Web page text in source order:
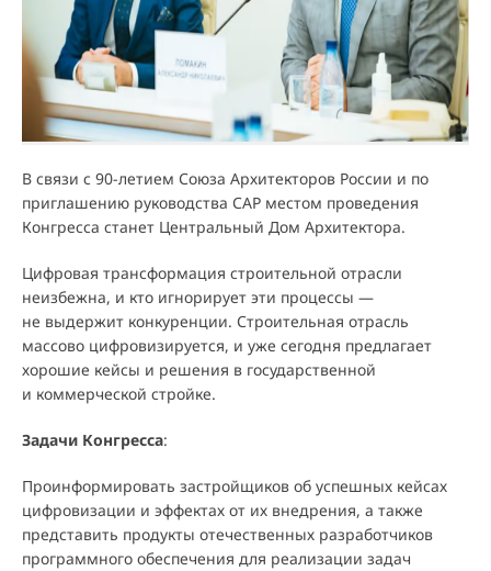
В связи с 90-летием Союза Архитекторов России и по
приглашению руководства САР местом проведения
Конгресса станет Центральный Дом Архитектора.
Цифровая трансформация строительной отрасли
неизбежна, и кто игнорирует эти процессы —
не выдержит конкуренции. Строительная отрасль
массово цифровизируется, и уже сегодня предлагает
хорошие кейсы и решения в государственной
и коммерческой стройке.
Задачи Конгресса:
Проинформировать застройщиков об успешных кейсах
цифровизации и эффектах от их внедрения, а также
представить продукты отечественных разработчиков
программного обеспечения для реализации задач